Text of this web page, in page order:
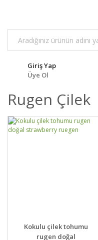
Giriş Yap
Üye Ol
Rugen Çilek
DETAYLAR SEPETE EKLE
Kokulu çilek tohumu
rugen doğal